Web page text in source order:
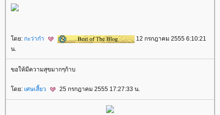
ดย: กะว่าก๋า
12 กรกฎาคม 2555 6:10:21
น.
ขอให้มีความสุขมากๆก้าบ
ดย: เศษเสี้ยว 25 กรกฎาคม 2555 17:27:33 น.